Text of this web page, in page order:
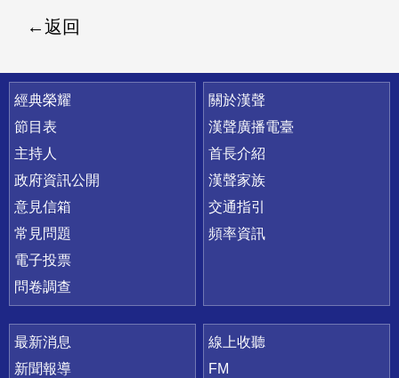
返回
快速連結
經典榮耀
節目表
主持人
政府資訊公開
意見信箱
常見問題
電子投票
問卷調查
關於漢聲
漢聲廣播電臺
首長介紹
漢聲家族
交通指引
頻率資訊
最新消息
新聞報導
線上收聽
FM